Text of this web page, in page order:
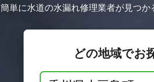
簡単に水道の水漏れ修理業者が見つ
どの地域でお